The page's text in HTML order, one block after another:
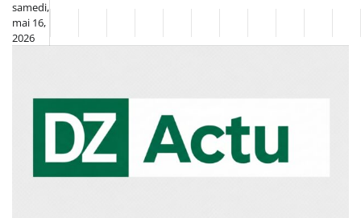
Skip
content
samedi,
mai 16,
2026
FlashSportclasséDiasporaChronique
–
Le
Thé
SociétéCultureMondeÉconomie
Tech